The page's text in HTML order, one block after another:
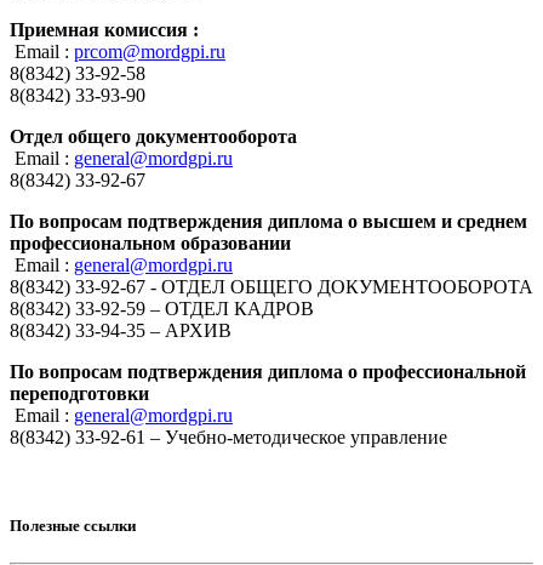
Приемная комиссия :
Email : prcom@mordgpi.ru
8(8342) 33-92-58
8(8342) 33-93-90
Отдел общего документооборота
Email : general@mordgpi.ru
8(8342) 33-92-67
По вопросам подтверждения диплома о высшем и среднем
профессиональном образовании
Email : general@mordgpi.ru
8(8342) 33-92-67 - ОТДЕЛ ОБЩЕГО ДОКУМЕНТООБОРОТА
8(8342) 33-92-59 – ОТДЕЛ КАДРОВ
8(8342) 33-94-35 – АРХИВ
По вопросам подтверждения диплома о профессиональной
переподготовки
Email : general@mordgpi.ru
8(8342) 33-92-61 – Учебно-методическое управление
Полезные ссылки